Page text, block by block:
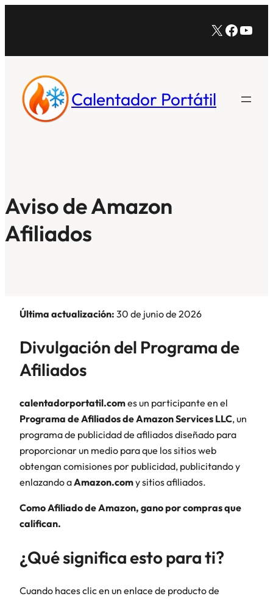
X
Calentador Portátil
Aviso de Amazon
Afiliados
Última actualización: 30 de junio de 2026
Divulgación del Programa de
Afiliados
calentadorportatil.comes un participante en el
Programa de Afiliados de Amazon Services LLC, un
programa de publicidad de afiliados diseñado para
proporcionar un medio para que los sitios web
obtengan comisiones por publicidad, publicitando y
enlazando aAmazon.comy sitios afiliados.
Como Afiliado de Amazon, gano por compras que
califican.
¿Qué significa esto para ti?
Cuando haces clic en un enlace de producto de